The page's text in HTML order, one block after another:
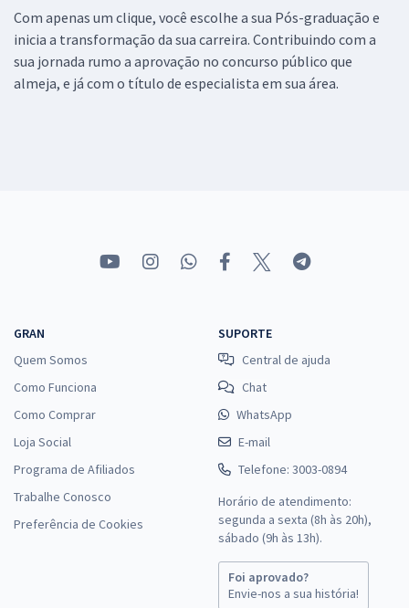
Com apenas um clique, você escolhe a sua Pós-graduação e
inicia a transformação da sua carreira. Contribuindo com a
sua jornada rumo a aprovação no concurso público que
almeja, e já com o título de especialista em sua área.
GRAN
Quem Somos
Como Funciona
Como Comprar
Loja Social
Programa de Afiliados
Trabalhe Conosco
Preferência de Cookies
SUPORTE
Central de ajuda
Chat
WhatsApp
E-mail
Telefone: 3003-0894
Horário de atendimento:
segunda a sexta (8h às 20h),
sábado (9h às 13h).
Foi aprovado?
Envie-nos a sua história!